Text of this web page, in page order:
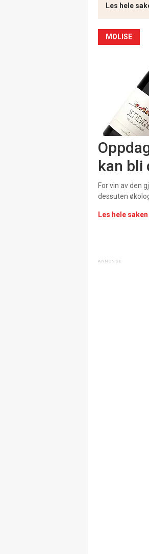
MOLISE
kan bli
For vin av den
dessuten
Les hele saken
Les hele